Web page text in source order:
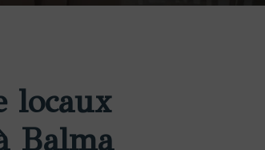
locaux
Balma